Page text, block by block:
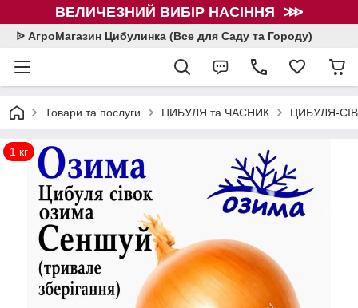
ВЕЛИЧЕЗНИЙ ВИБІР НАСІННЯ ⋙
ᐉ АгроМагазин Цибулинка (Все для Саду та Городу)
Товари та послуги ЦИБУЛЯ та ЧАСНИК ЦИБУЛЯ-
1 кг